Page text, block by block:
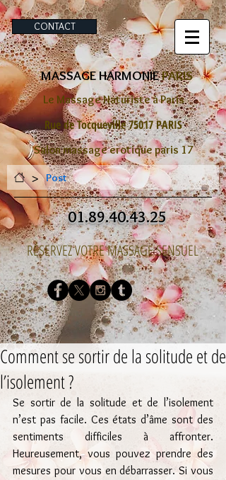
CONTACT
MASSAGE HARMONIEPARIS
Le Massage Naturiste à Paris
Rue de Tocqueville 75017 PARIS
Salon massage erotique paris 17
> Post
01.89.40.43.25
RÉSERVEZ VOTRE MASSAGE SENSUEL
Comment se sortir de la solitude et de
l’isolement ?
Se sortir de la solitude et de l’isolement
n’est pas facile. Ces états d’âme sont des
sentiments difficiles à affronter.
Heureusement, vous pouvez prendre des
mesures pour vous en débarrasser. Si vous